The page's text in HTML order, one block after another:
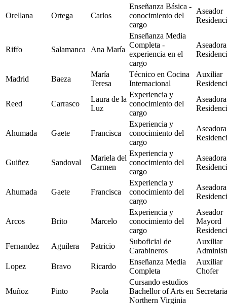
Orellana Ortega Carlos
Enseñanza Básica -
conocimiento del
cargo
Aseador
Riffo Salamanca Ana María
Enseñanza Media
Completa -
experiencia en el
cargo
Aseadora
Madrid Baeza
María
Teresa
Técnico en Cocina
Internacional
Auxiliar
Reed Carrasco
Laura de la
Luz
Experiencia y
conocimiento del
cargo
Aseadora
Ahumada Gaete Francisca
Experiencia y
conocimiento del
cargo
Aseadora
Guiñez Sandoval
Mariela del
Carmen
Experiencia y
conocimiento del
cargo
Aseadora
Ahumada Gaete Francisca
Experiencia y
conocimiento del
cargo
Aseadora
Arcos Brito Marcelo
Experiencia y
conocimiento del
cargo
Aseador
Mayord
Fernandez
Aguilera Patricio
Suboficial de
Carabineros
Auxiliar
Lopez
Bravo Ricardo
Enseñanza Media
Completa
Auxiliar
Chofer
Muñoz Pinto Paola
Cursando estudios
Bachellor of Arts en
Northern Virginia
Secretaria